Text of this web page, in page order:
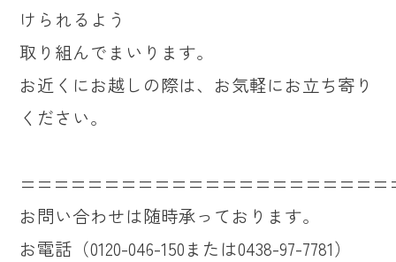
けられるよう
取り組んでまいります。
お近くにお越しの際は、お気軽にお立ち寄り
ください。
お問い合わせは随時承っております。
お電話（0120-046-150または0438-97-7781）